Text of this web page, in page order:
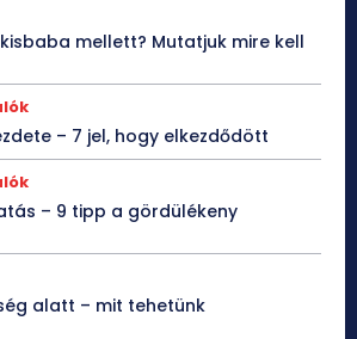
mellett? Mutatjuk mire kell
– 7 jel, hogy elkezdődött
– 9 tipp a gördülékeny
alatt – mit tehetünk